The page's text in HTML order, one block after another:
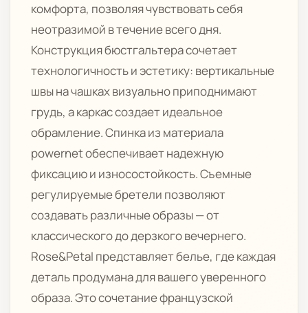
комфорта, позволяя чувствовать себя
неотразимой в течение всего дня.
Конструкция бюстгальтера сочетает
технологичность и эстетику: вертикальные
швы на чашках визуально приподнимают
грудь, а каркас создает идеальное
обрамление. Спинка из материала
powernet обеспечивает надежную
фиксацию и износостойкость. Съемные
регулируемые бретели позволяют
создавать различные образы — от
классического до дерзкого вечернего.
Rose&Petal представляет белье, где каждая
деталь продумана для вашего уверенного
образа. Это сочетание французской